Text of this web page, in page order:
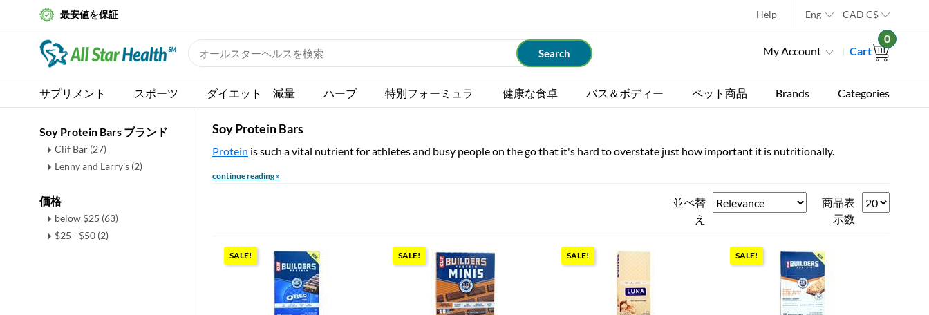
最安値を保証 Help Eng CAD C$
My Account Cart
0
サプリメント スポーツ ダイエット 減量 ハーブ 特別フォーミュラ 健康な食卓 バス＆ボディー ペット商品 Brands Categories
Soy Protein Bars ブランド
Clif Bar (27)
Lenny and Larry's (2)
価格
below $25 (63)
$25 - $50 (2)
Soy Protein Bars
Protein is such a vital nutrient for athletes and busy people on the go that it's hard to overstate just how important it is nutritionally.
continue reading »
並べ替
え
商品表
示数
SALE! SALE! SALE! SALE!